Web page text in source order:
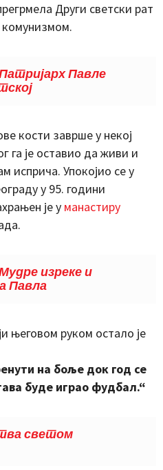
Други светски рат
Павле
кости заврше у некој
га је оставио да живи и
исприча. Упокојио се у
у 95. години
је у манастиру
изреке и
Павла
његовом руком остало је
на боље док год се
буде играо фудбал.“
светом